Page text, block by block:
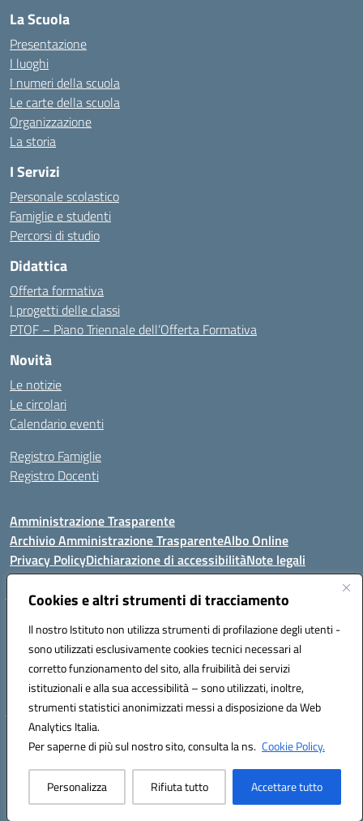
Cookies e altri strumenti di tracciamento
Il nostro Istituto non utilizza strumenti di profilazione degli utenti -
sono utilizzati esclusivamente cookies tecnici necessari al
corretto funzionamento del sito, alla fruibilità dei servizi
istituzionali e alla sua accessibilità – sono utilizzati, inoltre,
strumenti statistici anonimizzati messi a disposizione da Web
Analytics Italia.
Per saperne di più sul nostro sito, consulta la ns. Cookie Policy.
Personalizza Rifiuta tutto Accettare tutto
La Scuola
Presentazione
I luoghi
I numeri della scuola
Le carte della scuola
Organizzazione
La storia
I Servizi
Personale scolastico
Famiglie e studenti
Percorsi di studio
Didattica
Offerta formativa
I progetti delle classi
PTOF – Piano Triennale dell’Offerta Formativa
Novità
Le notizie
Le circolari
Calendario eventi
Registro Famiglie
Registro Docenti
Amministrazione Trasparente
Archivio Amministrazione TrasparenteAlbo Online
Privacy PolicyDichiarazione di accessibilitàNote legali
Istituto Comprensivo Statale
Via Cupa Campanariello, 5 - 80059, Torre del Greco (NA)
Tel. +39 0818834377 - Fax +39 0818834377 - Cod.Fisc. 95170530638
Email: naic8df00a@istruzione.it - PEC: naic8df00a@pec.istruzione.it
Hosting & Powered by 3D Solution S.r.l.
Concept & Design by Designers Italia